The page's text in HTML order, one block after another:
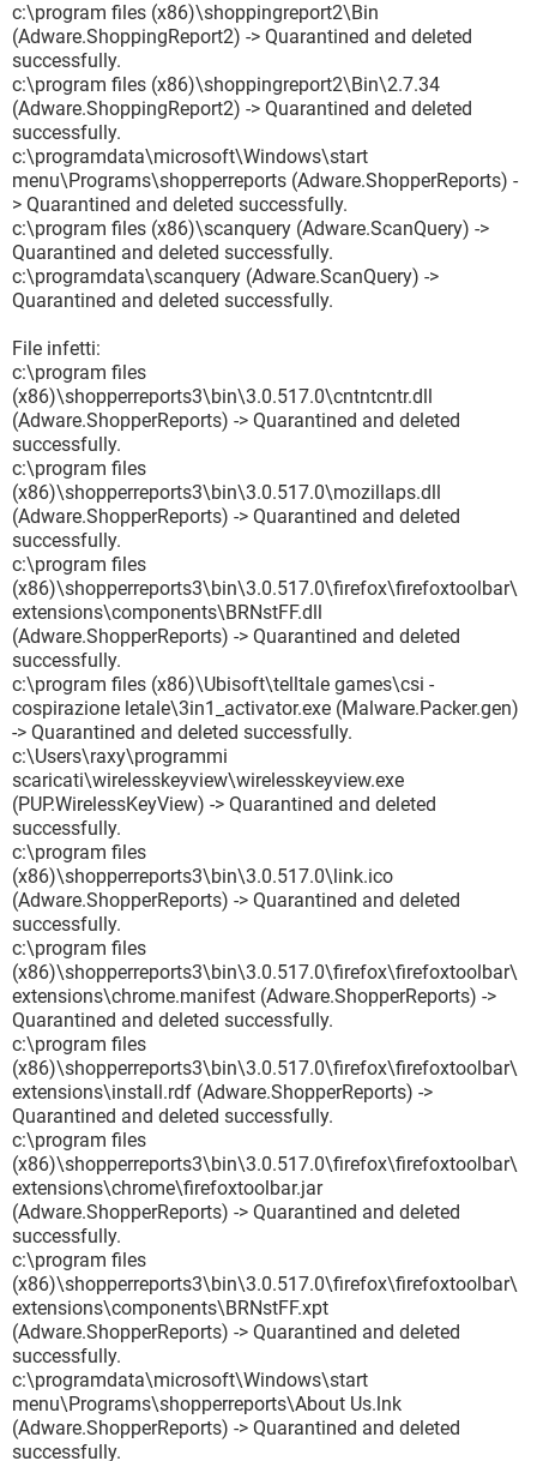
c:\program files (x86)\shoppingreport2\Bin
(Adware.ShoppingReport2) -> Quarantined and deleted
successfully.
c:\program files (x86)\shoppingreport2\Bin\2.7.34
(Adware.ShoppingReport2) -> Quarantined and deleted
successfully.
c:\programdata\microsoft\Windows\start
menu\Programs\shopperreports (Adware.ShopperReports) -
> Quarantined and deleted successfully.
c:\program files (x86)\scanquery (Adware.ScanQuery) ->
Quarantined and deleted successfully.
c:\programdata\scanquery (Adware.ScanQuery) ->
Quarantined and deleted successfully.
File infetti:
c:\program files
(x86)\shopperreports3\bin\3.0.517.0\cntntcntr.dll
(Adware.ShopperReports) -> Quarantined and deleted
successfully.
c:\program files
(x86)\shopperreports3\bin\3.0.517.0\mozillaps.dll
(Adware.ShopperReports) -> Quarantined and deleted
successfully.
c:\program files
(x86)\shopperreports3\bin\3.0.517.0\firefox\firefoxtoolbar\
extensions\components\BRNstFF.dll
(Adware.ShopperReports) -> Quarantined and deleted
successfully.
c:\program files (x86)\Ubisoft\telltale games\csi -
cospirazione letale\3in1_activator.exe (Malware.Packer.gen)
-> Quarantined and deleted successfully.
c:\Users\raxy\programmi
scaricati\wirelesskeyview\wirelesskeyview.exe
(PUP.WirelessKeyView) -> Quarantined and deleted
successfully.
c:\program files
(x86)\shopperreports3\bin\3.0.517.0\link.ico
(Adware.ShopperReports) -> Quarantined and deleted
successfully.
c:\program files
(x86)\shopperreports3\bin\3.0.517.0\firefox\firefoxtoolbar\
extensions\chrome.manifest (Adware.ShopperReports) ->
Quarantined and deleted successfully.
c:\program files
(x86)\shopperreports3\bin\3.0.517.0\firefox\firefoxtoolbar\
extensions\install.rdf (Adware.ShopperReports) ->
Quarantined and deleted successfully.
c:\program files
(x86)\shopperreports3\bin\3.0.517.0\firefox\firefoxtoolbar\
extensions\chrome\firefoxtoolbar.jar
(Adware.ShopperReports) -> Quarantined and deleted
successfully.
c:\program files
(x86)\shopperreports3\bin\3.0.517.0\firefox\firefoxtoolbar\
extensions\components\BRNstFF.xpt
(Adware.ShopperReports) -> Quarantined and deleted
successfully.
c:\programdata\microsoft\Windows\start
menu\Programs\shopperreports\About Us.lnk
(Adware.ShopperReports) -> Quarantined and deleted
successfully.